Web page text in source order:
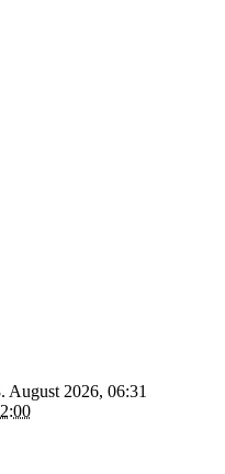
August 2026, 06:31